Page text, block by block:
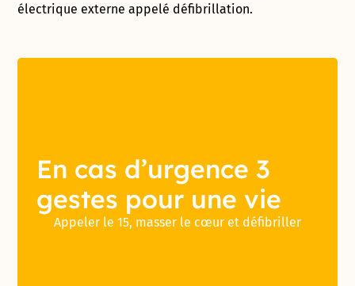
électrique externe appelé défibrillation.
En cas d’urgence 3
gestes pour une vie
Appeler le 15, masser le cœur et défibriller